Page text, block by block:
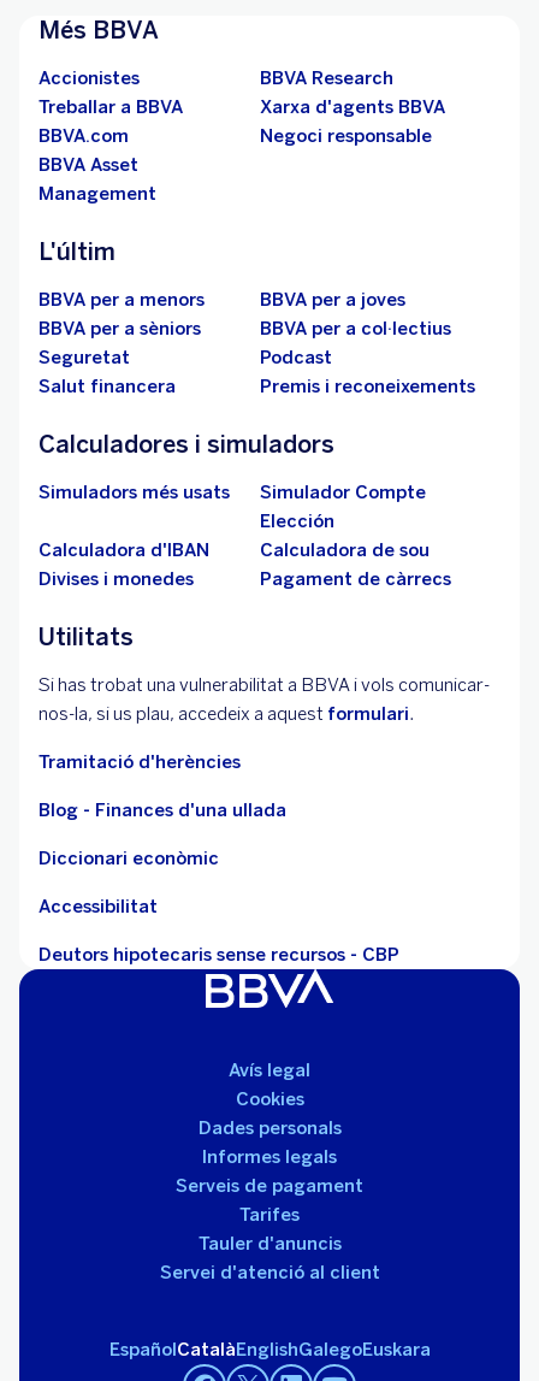
Més BBVA
Accionistes
BBVA Research
Treballar a BBVA
Xarxa d'agents BBVA
BBVA.com
Negoci responsable
BBVA Asset
Management
L'últim
BBVA per a menors
BBVA per a joves
BBVA per a sèniors
BBVA per a col·lectius
Seguretat
Podcast
Salut financera
Premis i reconeixements
Calculadores i simuladors
Simuladors més usats
Simulador Compte
Elección
Calculadora d'IBAN
Calculadora de sou
Divises i monedes
Pagament de càrrecs
Utilitats
Si has trobat una vulnerabilitat a BBVA i vols comunicar-
nos-la, si us plau, accedeix a aquest formulari.
Tramitació d'herències
Blog - Finances d'una ullada
Diccionari econòmic
Accessibilitat
Deutors hipotecaris sense recursos - CBP
Avís legal
Cookies
Dades personals
Informes legals
Serveis de pagament
Tarifes
Tauler d'anuncis
Servei d'atenció al client
EspañolCatalàEnglishGalegoEuskara